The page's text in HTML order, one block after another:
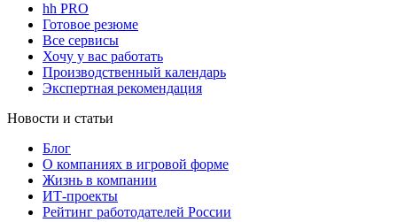
hh PRO
Готовое резюме
Все сервисы
Хочу у вас работать
Производственный календарь
Экспертная рекомендация
Новости и статьи
Блог
О компаниях в игровой форме
Жизнь в компании
ИТ-проекты
Рейтинг работодателей России